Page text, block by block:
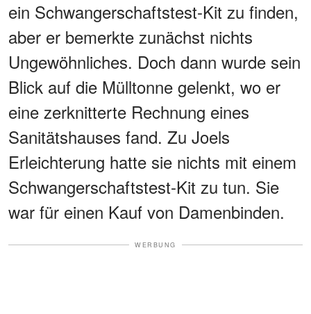
ein Schwangerschaftstest-Kit zu finden,
aber er bemerkte zunächst nichts
Ungewöhnliches. Doch dann wurde sein
Blick auf die Mülltonne gelenkt, wo er
eine zerknitterte Rechnung eines
Sanitätshauses fand. Zu Joels
Erleichterung hatte sie nichts mit einem
Schwangerschaftstest-Kit zu tun. Sie
war für einen Kauf von Damenbinden.
WERBUNG